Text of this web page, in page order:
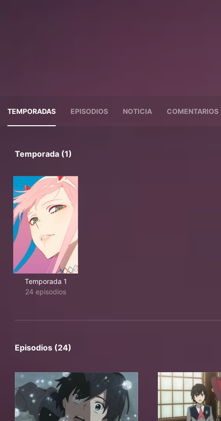
TEMPORADAS EPISODIOS NOTICIA COMENTARIOS
Temporada (1)
Temporada 1
24 episodios
Episodios (24)